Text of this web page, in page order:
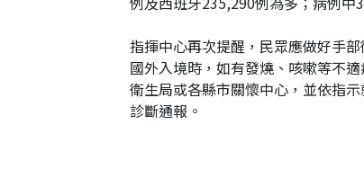
指揮中心再次提醒，民眾應做好手
國外入境時，如有發燒、咳嗽等不
衛生局或各縣市關懷中心，並依指
診斷通報。